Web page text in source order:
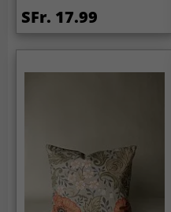
SFr. 17.99